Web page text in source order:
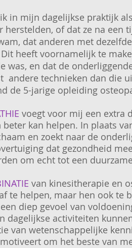
in mijn dagelijkse praktijk
herstelden, of dat ze na een
dat anderen met
Dit heeft voornamelijk te
was, en dat de
andere technieken dan die
de 5-jarige opleiding
voegt voor mij een extra
beter kan helpen. In plaats
en zoekt naar de
dat gezondheid
om echt tot een
van kinesitherapie en
te helpen, maar hen ook te
diep gevoel van
dagelijkse activiteiten
van wetenschappelijke
om het beste van